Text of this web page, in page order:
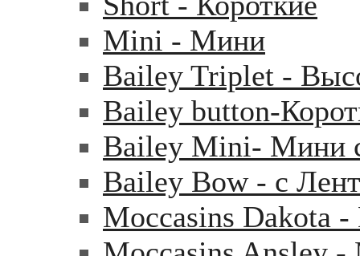
Mini - Mини
Bailey Triplet -
Bailey button-
Bailey Mini- Мини
Bailey Bow - с
Moccasins Dakota